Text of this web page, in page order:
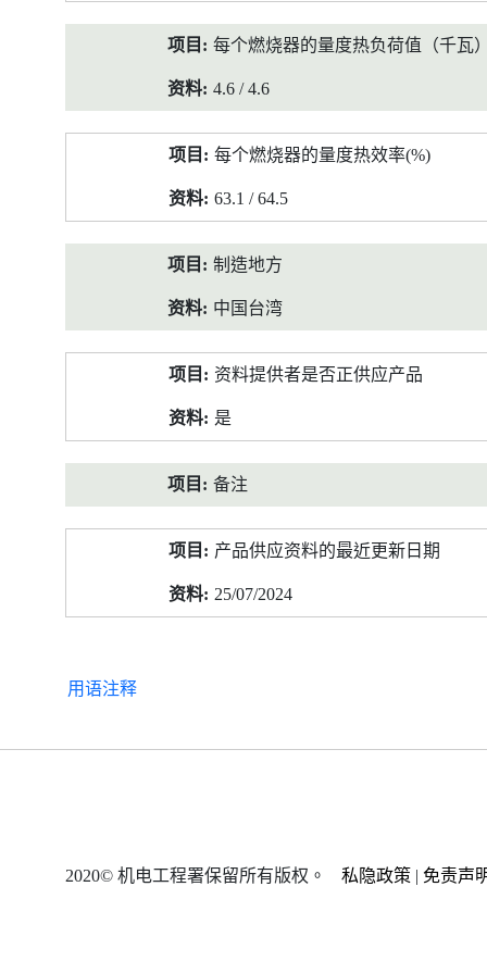
每个燃烧器的量度热负荷值（千瓦
4.6 / 4.6
每个燃烧器的量度热效率(%)
63.1 / 64.5
制造地方
中国台湾
资料提供者是否正供应产品
是
备注
产品供应资料的最近更新日期
25/07/2024
用语注释
2020© 机电工程署保留所有版权。 私隐政策 | 免责声